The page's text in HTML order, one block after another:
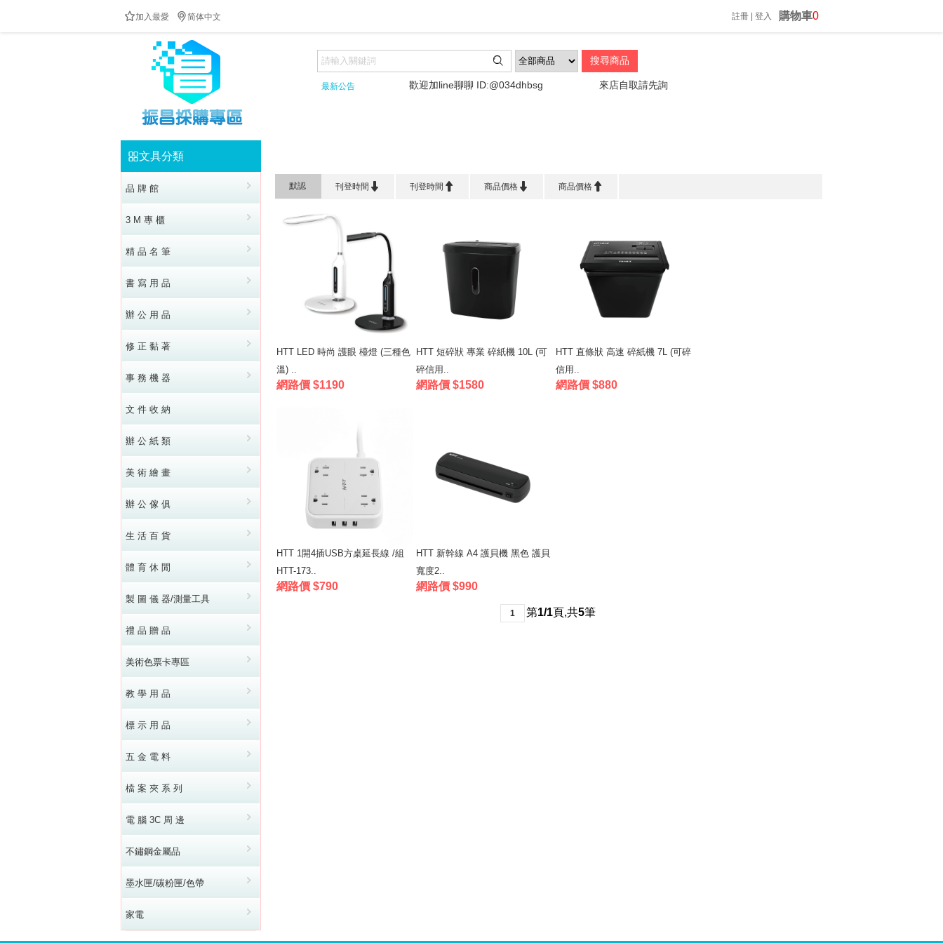
註冊 登入 購物車0
加入最愛 简体中文

最新公告
防疫隔板供應中!!!歡迎來電洽詢!!!全民防疫!!台灣加油!!!! 歡迎加line聊聊 ID:@034dhbsg 來店自取請先詢問喔
文具分類
品 牌 館
3 M 專 櫃
精 品 名 筆
書 寫 用 品
辦 公 用 品
修 正 黏 著
事 務 機 器
文 件 收 納
辦 公 紙 類
美 術 繪 畫
辦 公 傢 俱
生 活 百 貨
體 育 休 閒
製 圖 儀 器/測量工具
禮 品 贈 品
美術色票卡專區
教 學 用 品
標 示 用 品
五 金 電 料
檔 案 夾 系 列
電 腦 3C 周 邊
不鏽鋼金屬品
墨水匣/碳粉匣/色帶
家電
默認 刊登時間  刊登時間  商品價格  商品價格 
HTT LED 時尚 護眼 檯燈 (三種色
溫) ..
網路價 $1190
HTT 短碎狀 專業 碎紙機 10L (可
碎信用..
網路價 $1580
HTT 直條狀 高速 碎紙機 7L (可碎
信用..
網路價 $880
HTT 1開4插USB方桌延長線 /組
HTT-173..
網路價 $790
HTT 新幹線 A4 護貝機 黑色 護貝
寬度2..
網路價 $990
1 第1/1頁,共5筆